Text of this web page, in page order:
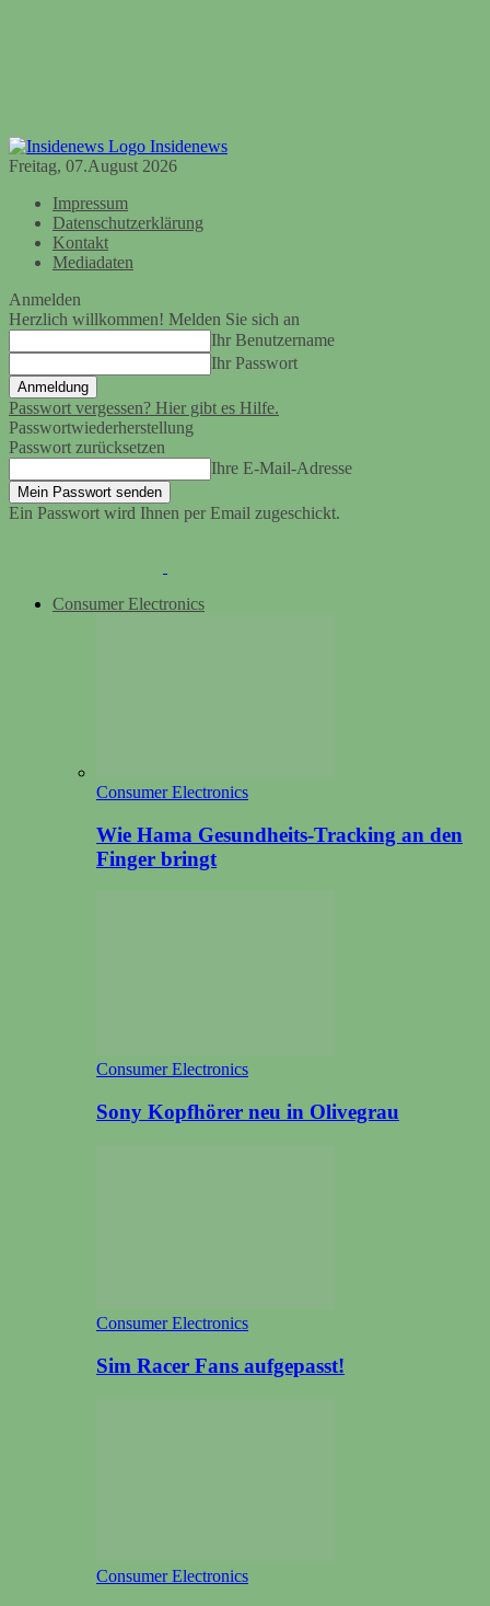
Insidenews
Freitag, 07.August 2026
Impressum
Datenschutzerklärung
Kontakt
Mediadaten
Anmelden
Herzlich willkommen! Melden Sie sich an
Ihr Benutzername
Ihr Passwort
Passwort vergessen? Hier gibt es Hilfe.
Passwortwiederherstellung
Passwort zurücksetzen
Ihre E-Mail-Adresse
Ein Passwort wird Ihnen per Email zugeschickt.
Consumer Electronics
Consumer Electronics
Wie Hama Gesundheits-Tracking an den
Finger bringt
Consumer Electronics
Sony Kopfhörer neu in Olivegrau
Consumer Electronics
Sim Racer Fans aufgepasst!
Consumer Electronics